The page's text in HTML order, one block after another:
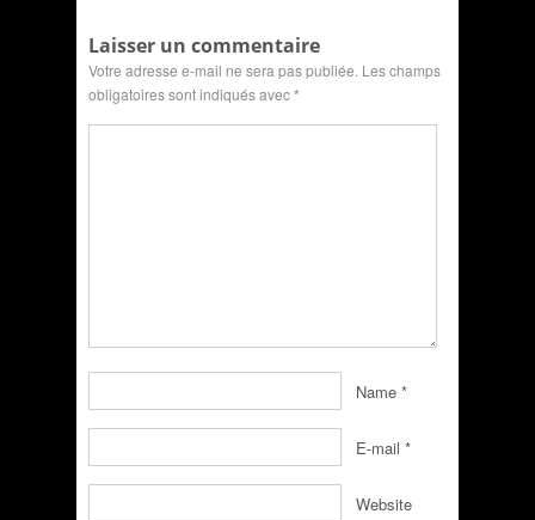
Laisser un commentaire
Votre adresse e-mail ne sera pas publiée. Les champs
obligatoires sont indiqués avec*
Name *
E-mail *
Website